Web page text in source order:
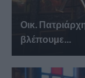
Οικ.
βλέπουμε...